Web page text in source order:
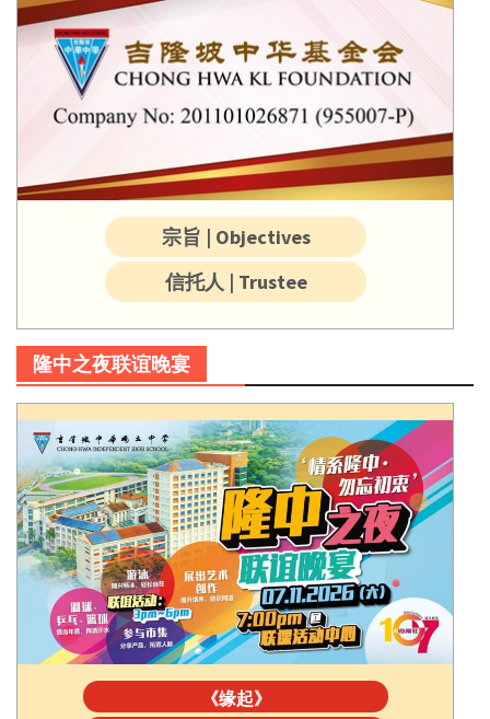
宗旨 | Objectives
信托人 | Trustee
隆中之夜联谊晚宴
《缘起》